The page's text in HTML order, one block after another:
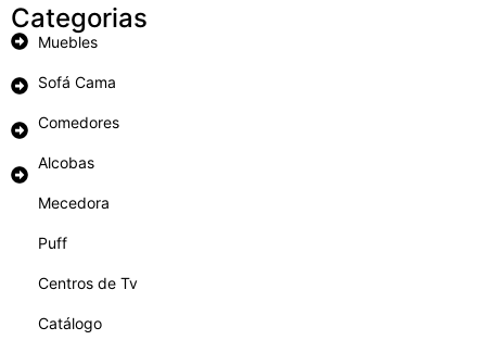
Categorias
Muebles
Sofá Cama
Comedores
Alcobas
Mecedora
Puff
Centros de Tv
Catálogo